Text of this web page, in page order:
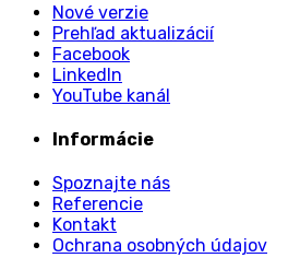
Nové verzie
Prehľad aktualizácií
Facebook
LinkedIn
YouTube kanál
Informácie
Spoznajte nás
Referencie
Kontakt
Ochrana osobných údajov